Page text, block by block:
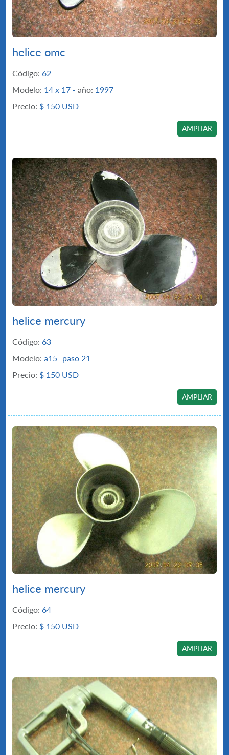
helice omc
Código: 62
Modelo: 14 x 17 - año: 1997
Precio: $ 150 USD
AMPLIAR
helice mercury
Código: 63
Modelo: a15- paso 21
Precio: $ 150 USD
AMPLIAR
helice mercury
Código: 64
Precio: $ 150 USD
AMPLIAR